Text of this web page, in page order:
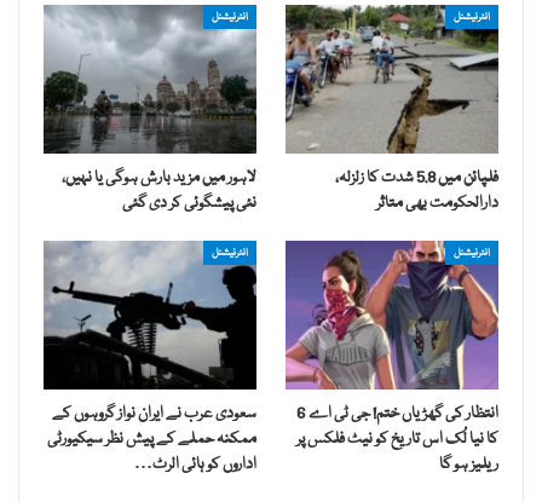
انٹرنیشنل
فلپائن میں 5.8 شدت کا زلزلہ،
دارالحکومت بھی متاثر
انٹرنیشنل
لاہور میں مزید بارش ہوگی یا نہیں،
نئی پیشگوئی کر دی گئی
انٹرنیشنل
انتظار کی گھڑیاں ختم! جی ٹی اے 6
کا نیا لُک اس تاریخ کو نیٹ فلکس پر
ریلیز ہو گا
انٹرنیشنل
سعودی عرب نے ایران نواز گروہوں کے
ممکنہ حملے کے پیش نظر سیکیورٹی
اداروں کو ہائی الرٹ…